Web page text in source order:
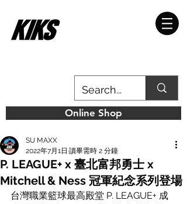
Online Shop
P. LEAGUE+ x 臺北富邦勇士 x
Mitchell & Ness 冠軍紀念系列登場
SU MAXX
2022年7月1日 讀畢需時 2 分鐘
台灣職業籃球最高殿堂 P. LEAGUE+ 成